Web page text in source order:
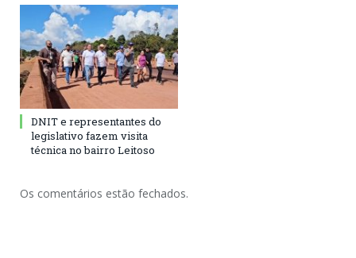
DNIT e representantes do
legislativo fazem visita
técnica no bairro Leitoso
Os comentários estão fechados.